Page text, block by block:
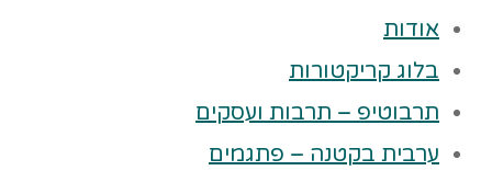
אודות
בלוג קריקטורות
תרבוטיפ – תרבות ועסקים
ערבית בקטנה – פתגמים